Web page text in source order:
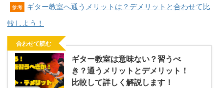
参考
ギター教室へ通うメリットは？デメリットと合わせて比
較しよう！
合わせて読む
ギター教室は意味ない？習うべ
き？通うメリットとデメリット！
比較して詳しく解説します！